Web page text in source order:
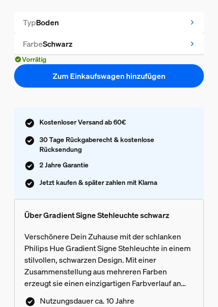
TypBoden
FarbeSchwarz
Vorrätig
Zum Einkaufswagen hinzufügen
Kostenloser Versand ab 60€
30 Tage Rückgaberecht & kostenlose
Rücksendung
2 Jahre Garantie
Jetzt kaufen & später zahlen mit Klarna
Über Gradient Signe Stehleuchte schwarz
Verschönere Dein Zuhause mit der schlanken
Philips Hue Gradient Signe Stehleuchte in einem
stilvollen, schwarzen Design. Mit einer
Zusammenstellung aus mehreren Farben
erzeugt sie einen einzigartigen Farbverlauf an
Deinen Wänden.
Nutzungsdauer ca. 10 Jahre